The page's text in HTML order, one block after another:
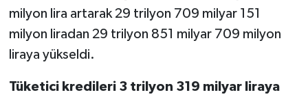
milyon lira artarak 29 trilyon 709 milyar 151
milyon liradan 29 trilyon 851 milyar 709 milyon
liraya yükseldi.
Tüketici kredileri 3 trilyon 319 milyar liraya